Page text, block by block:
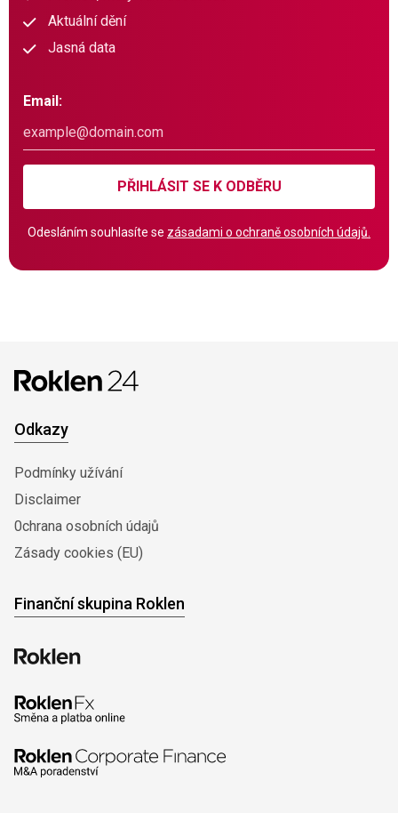
Aktuální dění
Jasná data
Email:
PŘIHLÁSIT SE K ODBĚRU
Odesláním souhlasíte se zásadami o ochraně osobních údajů.
Odkazy
Podmínky užívání
Disclaimer
0chrana osobních údajů
Zásady cookies (EU)
Finanční skupina Roklen